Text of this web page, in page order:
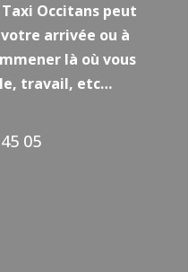
Occitans peut
arrivée ou à
là où vous
travail, etc…
05